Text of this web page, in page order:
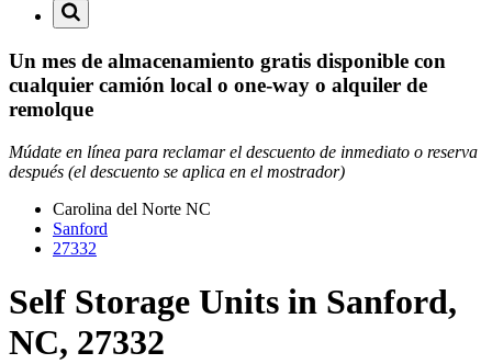
Un mes de almacenamiento gratis disponible con
cualquier camión local o one-way o alquiler de
remolque
Múdate en línea para reclamar el descuento de inmediato o reserva
después (el descuento se aplica en el mostrador)
Carolina del Norte NC
Sanford
27332
Self Storage Units in Sanford,
NC, 27332